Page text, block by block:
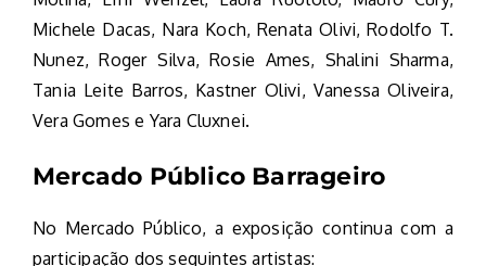
Michele Dacas, Nara Koch, Renata Olivi, Rodolfo T.
Nunez, Roger Silva, Rosie Ames, Shalini Sharma,
Tania Leite Barros, Kastner Olivi, Vanessa Oliveira,
Vera Gomes e Yara Cluxnei.
Mercado Público Barrageiro
No Mercado Público, a exposição continua com a
participação dos seguintes artistas: